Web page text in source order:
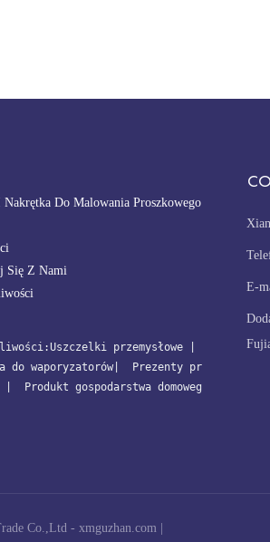
Do Malowania Proszkowego
Się Z Nami
Uszczelki przemysłowe
do waporyzatorów
Prezenty pr
Produkt gospodarstwa domoweg
E-
Co.,Ltd - xmguzhan.com